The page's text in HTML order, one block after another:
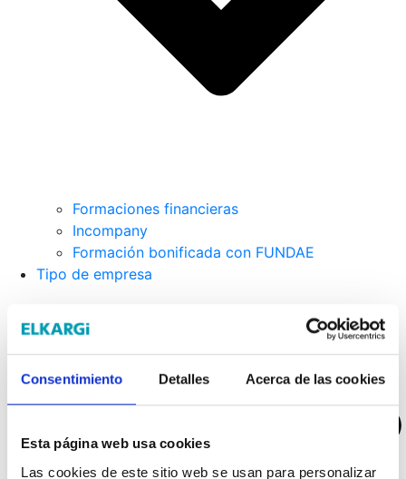
Consentimiento Detalles Acerca de las cookies
Esta página web usa cookies
Las cookies de este sitio web se usan para personalizar
Formaciones financieras
Incompany
Formación bonificada con FUNDAE
Tipo de empresa